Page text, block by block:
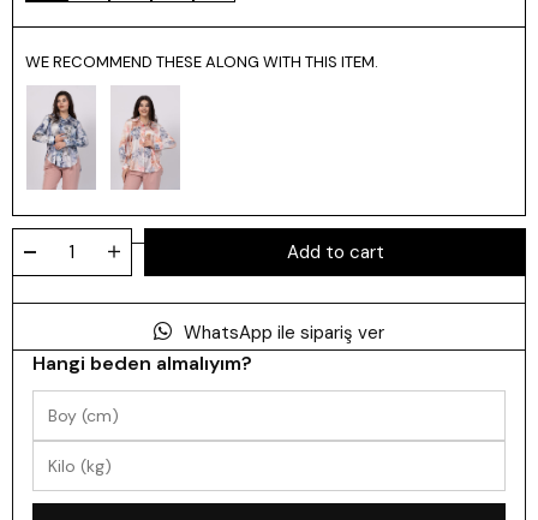
WE RECOMMEND THESE ALONG WITH THIS ITEM.
WhatsApp ile sipariş ver
Hangi beden almalıyım?